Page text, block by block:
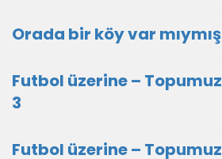
Orada bir köy var
Futbol üzerine –
3
Futbol üzerine –